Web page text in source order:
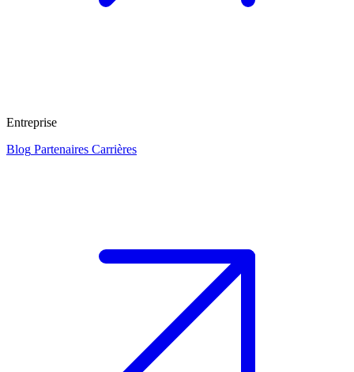
Entreprise
Blog Partenaires Carrières